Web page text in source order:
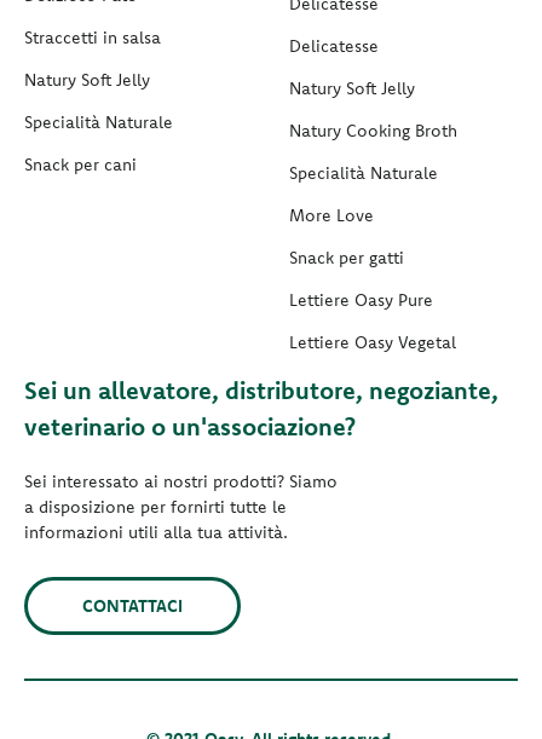
Straccetti in salsa
Natury Soft Jelly
Specialità Naturale
Snack per cani
Delicatesse
Natury Soft Jelly
Natury Cooking Broth
Specialità Naturale
More Love
Snack per gatti
Lettiere Oasy Pure
Lettiere Oasy Vegetal
Sei un allevatore, distributore, negoziante,
veterinario o un'associazione?
Sei interessato ai nostri prodotti? Siamo
a disposizione per fornirti tutte le
informazioni utili alla tua attività.
CONTATTACI